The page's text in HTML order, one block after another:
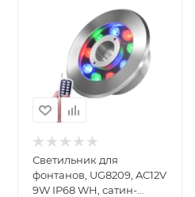
Светильник для
фонтанов, UG8209, AC12V
9W IP68 WH, сатин-